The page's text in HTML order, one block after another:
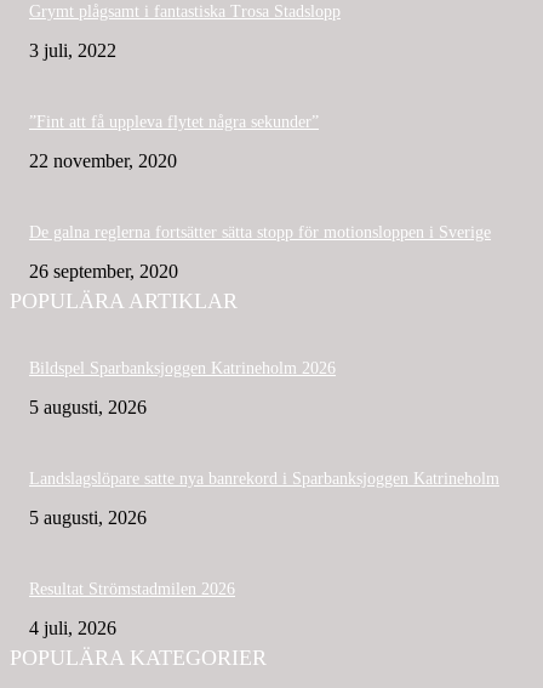
Grymt plågsamt i fantastiska Trosa Stadslopp
3 juli, 2022
”Fint att få uppleva flytet några sekunder”
22 november, 2020
De galna reglerna fortsätter sätta stopp för motionsloppen i Sverige
26 september, 2020
POPULÄRA ARTIKLAR
Bildspel Sparbanksjoggen Katrineholm 2026
5 augusti, 2026
Landslagslöpare satte nya banrekord i Sparbanksjoggen Katrineholm
5 augusti, 2026
Resultat Strömstadmilen 2026
4 juli, 2026
POPULÄRA KATEGORIER